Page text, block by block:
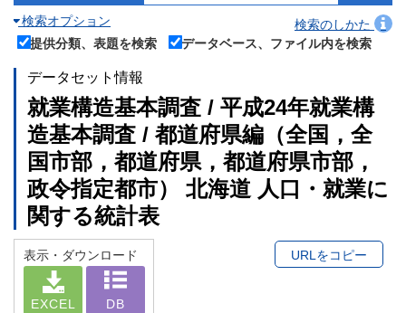
検索オプション
検索のしかた
提供分類、表題を検索
データベース、ファイル内を検索
データセット情報
就業構造基本調査 / 平成24年就業構
造基本調査 / 都道府県編（全国，全
国市部，都道府県，都道府県市部，
政令指定都市） 北海道 人口・就業に
関する統計表
表示・ダウンロード
EXCEL DB
URLをコピー